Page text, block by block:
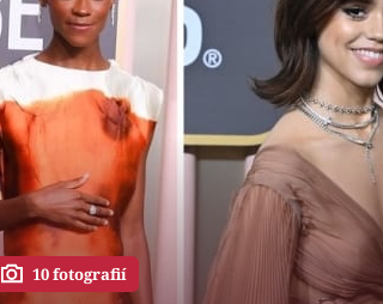
10 fotografií